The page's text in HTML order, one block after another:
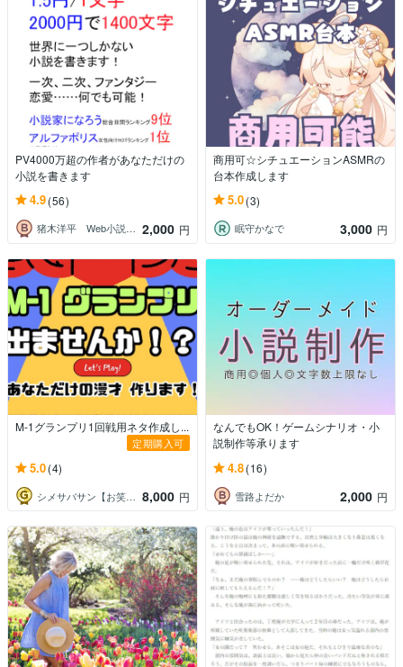
PV4000万超の作者があなただけの
小説を書きます
4.9(56)
猪木洋平 Web小説 短納期対応可能 2,000 円
商用可☆シチュエーションASMRの
台本作成します
5.0(3)
眠守かなで 3,000 円
M-1グランプリ1回戦用ネタ作成し...
定期購入可
5.0(4)
シメサバサン【お笑いネタ作家】 8,000 円
なんでもOK！ゲームシナリオ・小
説制作等承ります
4.8(16)
雪路よだか 2,000 円